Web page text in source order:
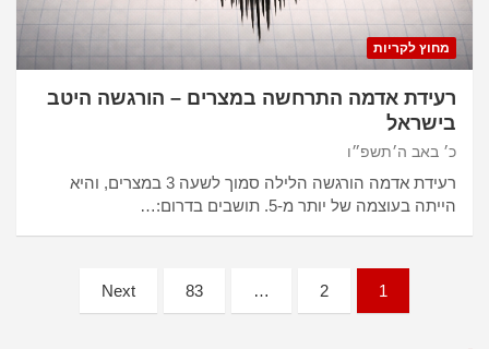
מחוץ לקריות
רעידת אדמה התרחשה במצרים – הורגשה היטב
בישראל
כ׳ באב ה׳תשפ״ו
רעידת אדמה הורגשה הלילה סמוך לשעה 3 במצרים, והיא
הייתה בעוצמה של יותר מ-5. תושבים בדרום:…
pagination
1
2
…
83
Next